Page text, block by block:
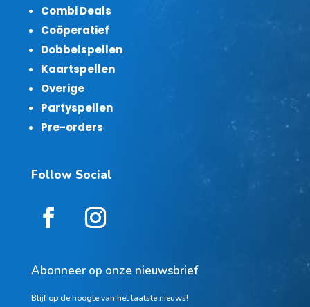
Combi Deals
Coöperatief
Dobbelspellen
Kaartspellen
Overige
Partyspellen
Pre-orders
Follow Social
Abonneer op onze nieuwsbrief
Blijf op de hoogte van het laatste nieuws!